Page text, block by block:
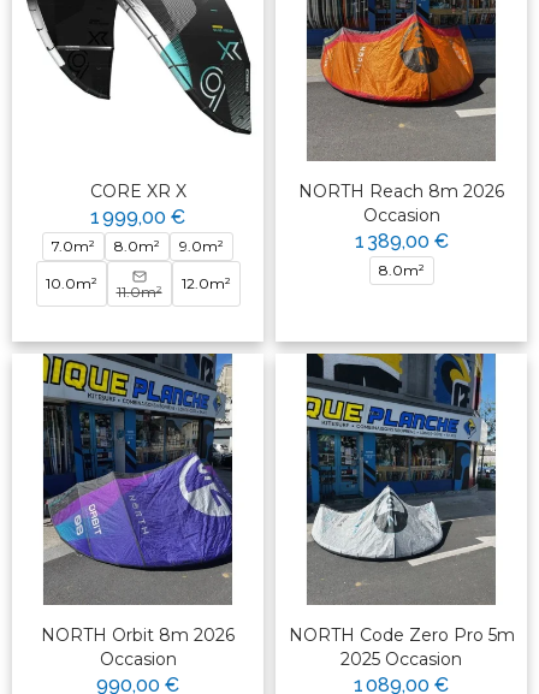
CORE XR X
1 999,00 €
7.0m² 8.0m² 9.0m²
10.0m² 11.0m² 12.0m²
NORTH Reach 8m 2026
Occasion
1 389,00 €
8.0m²
NORTH Orbit 8m 2026
Occasion
990,00 €
NORTH Code Zero Pro 5m
2025 Occasion
1 089,00 €